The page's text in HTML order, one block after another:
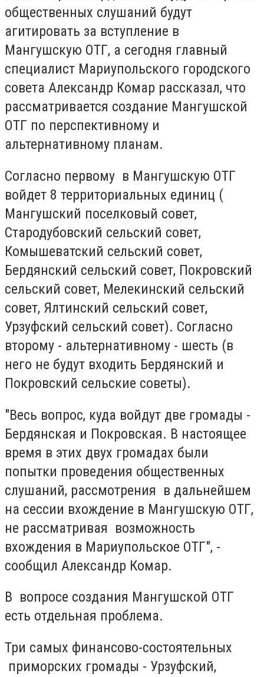
общественных слушаний будут
агитировать за вступление в
Мангушскую ОТГ, а сегодня главный
специалист Мариупольского городского
совета Александр Комар рассказал, что
рассматривается создание Мангушской
ОТГ по перспективному и
альтернативному планам.
Согласно первому в Мангушскую ОТГ
войдет 8 территориальных единиц (
Мангушский поселковый совет,
Стародубовский сельский совет,
Комышеватский сельский совет,
Бердянский сельский совет, Покровский
сельский совет, Мелекинский сельский
совет, Ялтинский сельский совет,
Урзуфский сельский совет). Согласно
второму - альтернативному - шесть (в
него не будут входить Бердянский и
Покровский сельские советы).
"Весь вопрос, куда войдут две громады -
Бердянская и Покровская. В настоящее
время в этих двух громадах были
попытки проведения общественных
слушаний, рассмотрения в дальнейшем
на сессии вхождение в Мангушскую ОТГ,
не рассматривая возможность
вхождения в Мариупольское ОТГ", -
сообщил Александр Комар.
В вопросе создания Мангушской ОТГ
есть отдельная проблема.
Три самых финансово-состоятельных
приморских громады - Урзуфский,